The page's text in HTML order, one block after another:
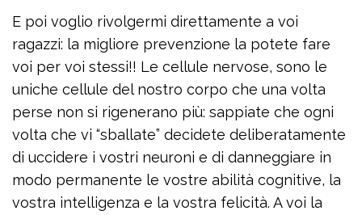
E poi voglio rivolgermi direttamente a voi
ragazzi: la migliore prevenzione la potete fare
voi per voi stessi!! Le cellule nervose, sono le
uniche cellule del nostro corpo che una volta
perse non si rigenerano più: sappiate che ogni
volta che vi “sballate” decidete deliberatamente
di uccidere i vostri neuroni e di danneggiare in
modo permanente le vostre abilità cognitive, la
vostra intelligenza e la vostra felicità. A voi la